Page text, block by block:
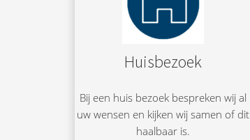
Huisbezoek
Bij een huis bezoek bespreken wij al
uw wensen en kijken wij samen of dit
haalbaar is.